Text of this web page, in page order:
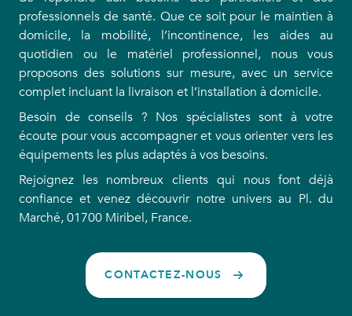
professionnels de santé. Que ce soit pour le maintien à
domicile, la mobilité, l’incontinence, les aides au
quotidien ou le matériel professionnel, nous vous
proposons des solutions sur mesure, avec un service
complet incluant la livraison et l’installation à domicile.
Besoin de conseils ? Nos spécialistes sont à votre
écoute pour vous accompagner et vous orienter vers les
équipements les plus adaptés à vos besoins.
Rejoignez les nombreux clients qui nous font déjà
confiance et venez découvrir notre univers au Pl. du
Marché, 01700 Miribel, France.
CONTACTEZ-NOUS